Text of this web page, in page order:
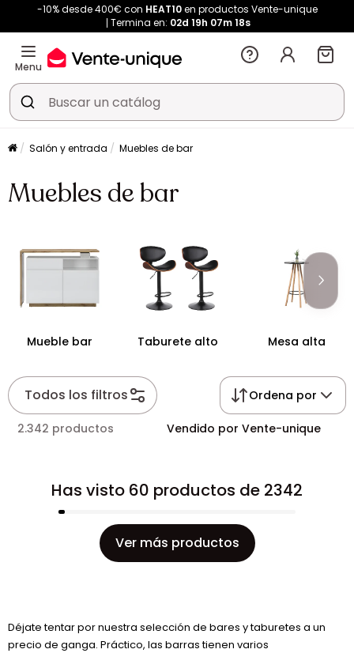
-10% desde 400€ con HEAT10en productos Vente-unique
Termina en: 02d 19h 07m18s
Menu
Salón y entrada Muebles de bar
Muebles de bar
Mueble bar Taburete alto Mesa alta
Todos los filtros Ordena por
2.342 productos Vendido por Vente-unique
Has visto 60 productos de 2342
Ver más productos
Déjate tentar por nuestra selección de bares y taburetes a un
precio de ganga. Práctico, las barras tienen varios